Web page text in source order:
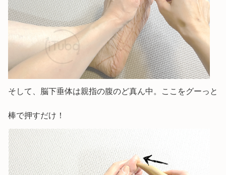
そして、脳下垂体は親指の腹のど真ん中。ここをグーっと
棒で押すだけ！